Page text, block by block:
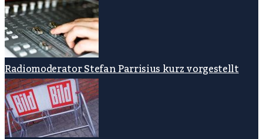
Radiomoderator Stefan Parrisius kurz vorgestellt